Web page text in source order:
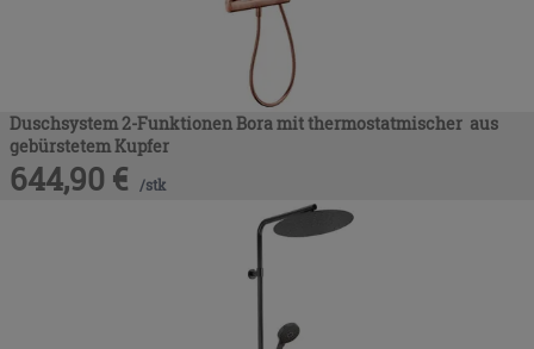
Duschsystem 2-Funktionen Bora mit thermostatmischer aus
gebürstetem Kupfer
644,90 € /stk